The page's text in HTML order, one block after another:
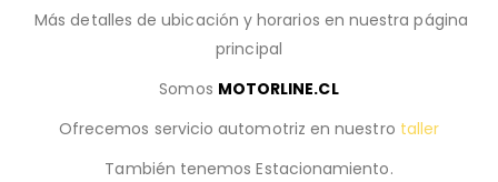
Más detalles de ubicación y horarios en nuestra página
principal
Somos MOTORLINE.CL
Ofrecemos servicio automotriz en nuestro taller
También tenemos Estacionamiento.